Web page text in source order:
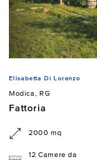
Elisabetta Di Lorenzo
Modica, RG
Fattoria
2000 mq
12 Camere da